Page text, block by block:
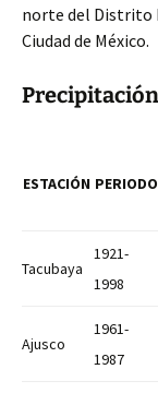
norte del Distrito
Ciudad de México.
ESTACIÓN PERIODO
Tacubaya
1921-
1998
Ajusco
1961-
1987